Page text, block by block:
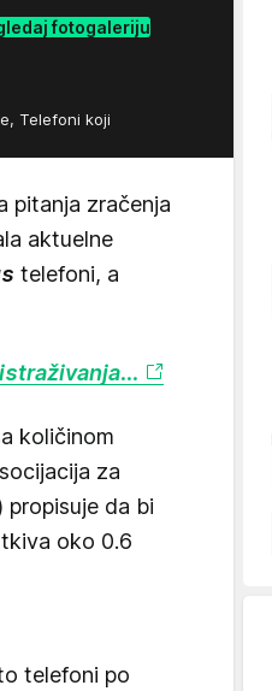
fotogaleriju
Telefoni koji
pitanja zračenja
aktuelne
telefoni, a
količinom
za
propisuje da bi
oko 0.6
telefoni po